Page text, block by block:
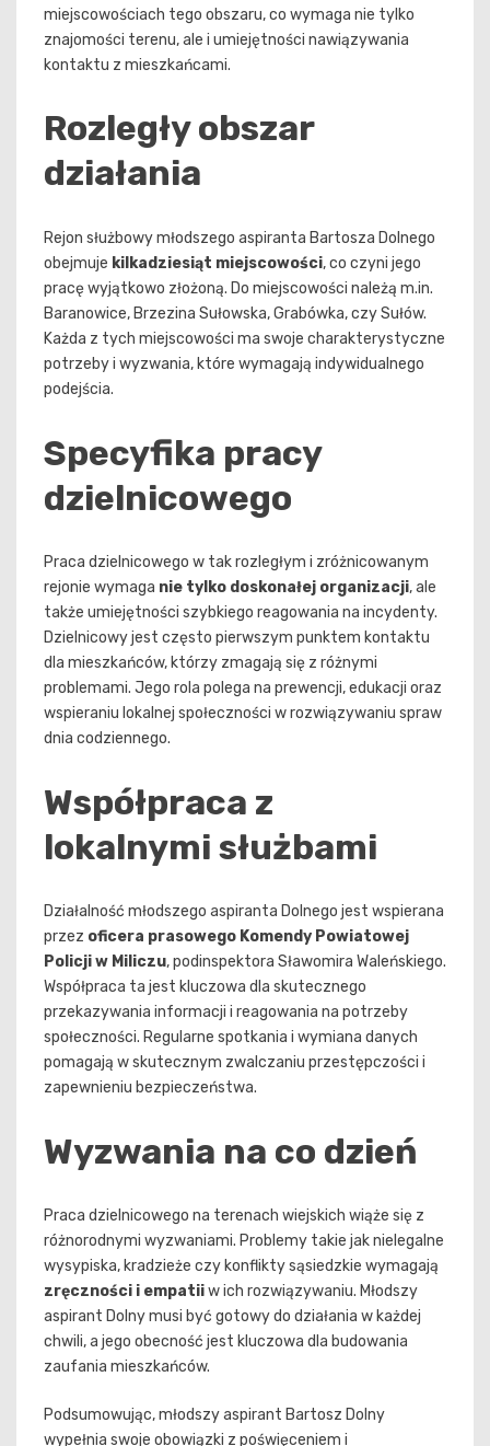
miejscowościach tego obszaru, co wymaga nie tylko
znajomości terenu, ale i umiejętności nawiązywania
kontaktu z mieszkańcami.
Rozległy obszar
działania
Rejon służbowy młodszego aspiranta Bartosza Dolnego
obejmuje kilkadziesiąt miejscowości, co czyni jego
pracę wyjątkowo złożoną. Do miejscowości należą m.in.
Baranowice, Brzezina Sułowska, Grabówka, czy Sułów.
Każda z tych miejscowości ma swoje charakterystyczne
potrzeby i wyzwania, które wymagają indywidualnego
podejścia.
Specyfika pracy
dzielnicowego
Praca dzielnicowego w tak rozległym i zróżnicowanym
rejonie wymaga nie tylko doskonałej organizacji, ale
także umiejętności szybkiego reagowania na incydenty.
Dzielnicowy jest często pierwszym punktem kontaktu
dla mieszkańców, którzy zmagają się z różnymi
problemami. Jego rola polega na prewencji, edukacji oraz
wspieraniu lokalnej społeczności w rozwiązywaniu spraw
dnia codziennego.
Współpraca z
lokalnymi służbami
Działalność młodszego aspiranta Dolnego jest wspierana
przez oficera prasowego Komendy Powiatowej
Policji w Miliczu, podinspektora Sławomira Waleńskiego.
Współpraca ta jest kluczowa dla skutecznego
przekazywania informacji i reagowania na potrzeby
społeczności. Regularne spotkania i wymiana danych
pomagają w skutecznym zwalczaniu przestępczości i
zapewnieniu bezpieczeństwa.
Wyzwania na co dzień
Praca dzielnicowego na terenach wiejskich wiąże się z
różnorodnymi wyzwaniami. Problemy takie jak nielegalne
wysypiska, kradzieże czy konflikty sąsiedzkie wymagają
zręczności i empatiiw ich rozwiązywaniu. Młodszy
aspirant Dolny musi być gotowy do działania w każdej
chwili, a jego obecność jest kluczowa dla budowania
zaufania mieszkańców.
Podsumowując, młodszy aspirant Bartosz Dolny
wypełnia swoje obowiązki z poświęceniem i